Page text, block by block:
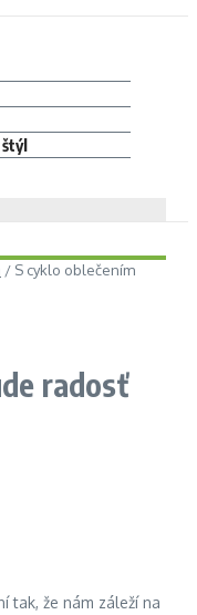
/ S cyklo oblečením
radosť
tak, že nám záleží na